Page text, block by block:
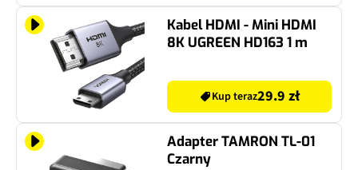
Kabel HDMI - Mini HDMI
8K UGREEN HD163 1 m
Kup teraz29.9 zł
Adapter TAMRON TL-01
Czarny